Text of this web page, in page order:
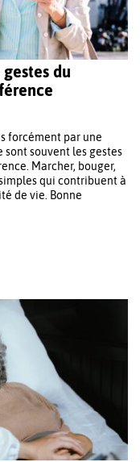
du
forcément par une
souvent les gestes
Marcher, bouger,
qui contribuent à
de vie. Bonne